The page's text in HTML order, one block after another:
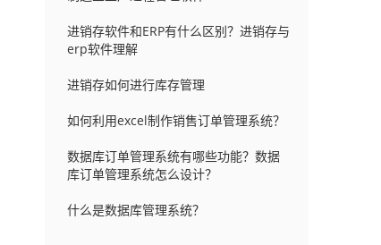
进销存软件和ERP有什么区别？进销存与
erp软件理解
进销存如何进行库存管理
如何利用excel制作销售订单管理系统？
数据库订单管理系统有哪些功能？数据
库订单管理系统怎么设计？
什么是数据库管理系统？